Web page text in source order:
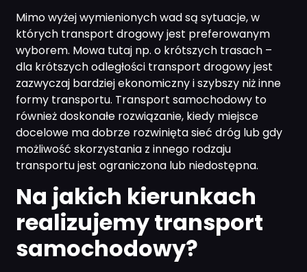
Mimo wyżej wymienionych wad są sytuacje, w
których transport drogowy jest preferowanym
wyborem. Mowa tutaj np. o krótszych trasach –
dla krótszych odległości transport drogowy jest
zazwyczaj bardziej ekonomiczny i szybszy niż inne
formy transportu. Transport samochodowy to
również doskonałe rozwiązanie, kiedy miejsce
docelowe ma dobrze rozwinięta sieć dróg lub gdy
możliwość skorzystania z innego rodzaju
transportu jest ograniczona lub niedostępna.
Na jakich kierunkach
realizujemy transport
samochodowy?